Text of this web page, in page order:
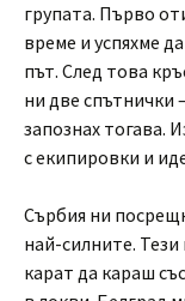
групата. Първо
време и успяхме
път. След това
ни две спътнички
запознах тогава.
с екипировки и
Сърбия ни
най-силните.
карат да караш